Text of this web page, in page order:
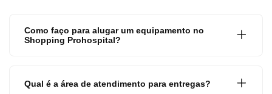
Como faço para alugar um equipamento no
Shopping Prohospital?
Qual é a área de atendimento para entregas?